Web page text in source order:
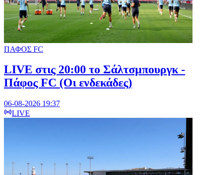
ΠΑΦΟΣ FC
LIVE στις 20:00 το Σάλτσμπουργκ -
Πάφος FC (Οι ενδεκάδες)
06-08-2026 19:37
LIVE